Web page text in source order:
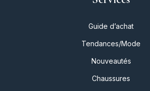
Guide d’achat
Tendances/Mode
Nouveautés
Chaussures